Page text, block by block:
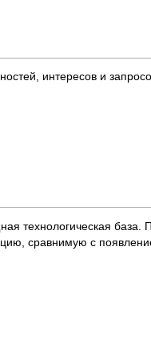
интересов и
технологическая база.
сравнимую с